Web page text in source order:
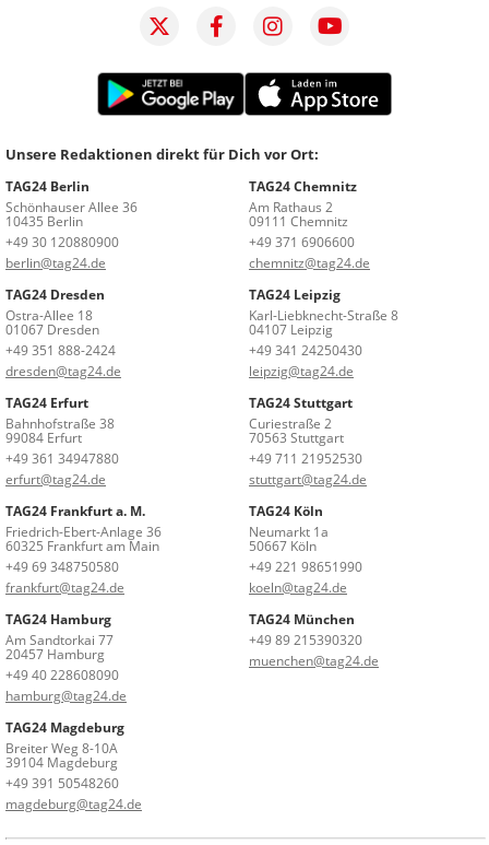
Unsere Redaktionen direkt für Dich vor Ort:
TAG24 Berlin
Schönhauser Allee 36
10435 Berlin
+49 30 120880900
berlin@tag24.de
TAG24 Chemnitz
Am Rathaus 2
09111 Chemnitz
+49 371 6906600
chemnitz@tag24.de
TAG24 Dresden
Ostra-Allee 18
01067 Dresden
+49 351 888-2424
dresden@tag24.de
TAG24 Leipzig
Karl-Liebknecht-Straße 8
04107 Leipzig
+49 341 24250430
leipzig@tag24.de
TAG24 Erfurt
Bahnhofstraße 38
99084 Erfurt
+49 361 34947880
erfurt@tag24.de
TAG24 Stuttgart
Curiestraße 2
70563 Stuttgart
+49 711 21952530
stuttgart@tag24.de
TAG24 Frankfurt a. M.
Friedrich-Ebert-Anlage 36
60325 Frankfurt am Main
+49 69 348750580
frankfurt@tag24.de
TAG24 Köln
Neumarkt 1a
50667 Köln
+49 221 98651990
koeln@tag24.de
TAG24 Hamburg
Am Sandtorkai 77
20457 Hamburg
+49 40 228608090
hamburg@tag24.de
TAG24 München
+49 89 215390320
muenchen@tag24.de
TAG24 Magdeburg
Breiter Weg 8-10A
39104 Magdeburg
+49 391 50548260
magdeburg@tag24.de